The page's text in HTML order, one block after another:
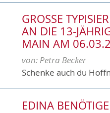
GROSSE
N DIE 13-
AIN AM
von: Petra Becker
Schenke auch du
EDINA